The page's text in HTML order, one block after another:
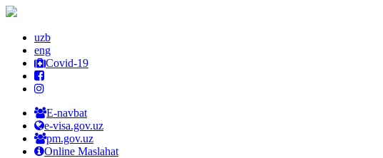
uzb
eng
Covid-19
E-navbat
e-visa.gov.uz
pm.gov.uz
Online Maslahat